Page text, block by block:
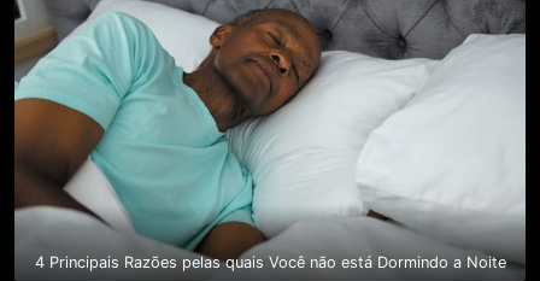
4 Principais Razões pelas quais Você não está Dormindo a Noite